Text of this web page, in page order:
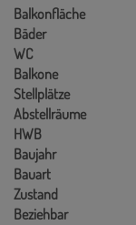
Balkonfläche
Bäder
WC
Balkone
Stellplätze
Abstellräume
HWB
Baujahr
Bauart
Zustand
Beziehbar